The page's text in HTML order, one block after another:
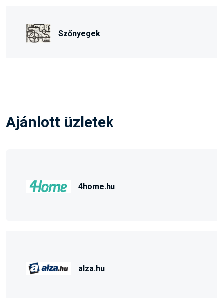
Szőnyegek
Ajánlott üzletek
4home.hu
alza.hu